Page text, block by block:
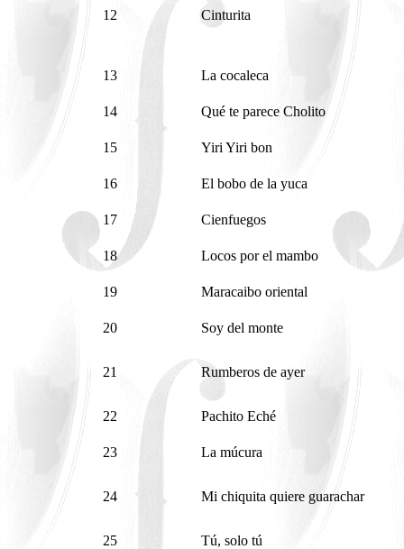
12 Cinturita
13 La cocaleca
14 Qué te parece Cholito
15 Yiri Yiri bon
16 El bobo de la yuca
17 Cienfuegos
18 Locos por el mambo
19 Maracaibo oriental
20 Soy del monte
21 Rumberos de ayer
22 Pachito Eché
23 La múcura
24 Mi chiquita quiere guarachar
25 Tú, solo tú